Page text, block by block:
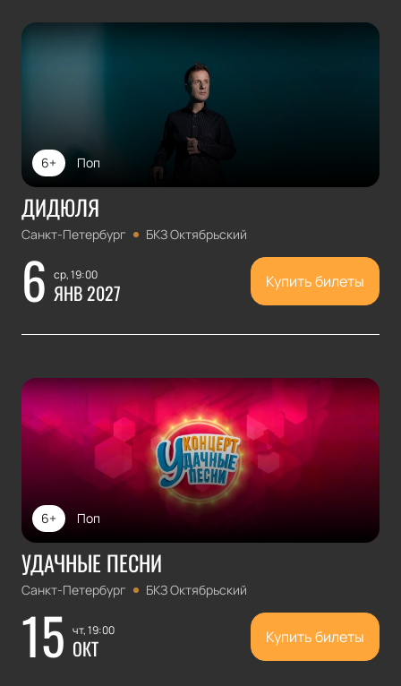
Поп
6+
ДИДЮЛЯ
Санкт-Петербург БКЗ Октябрьский
6 ср, 19:00
ЯНВ 2027 Купить билеты
Поп
6+
УДАЧНЫЕ ПЕСНИ
Санкт-Петербург БКЗ Октябрьский
15 чт, 19:00
ОКТ Купить билеты